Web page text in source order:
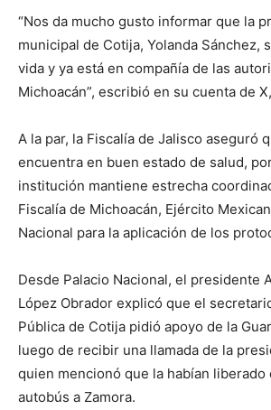
“Nos da mucho gusto informar que la
municipal de Cotija, Yolanda Sánchez,
vida y ya está en compañía de las
Michoacán”, escribió en su cuenta de
A la par, la Fiscalía de Jalisco aseguró
encuentra en buen estado de salud,
institución mantiene estrecha
Fiscalía de Michoacán, Ejército
Nacional para la aplicación de los
Desde Palacio Nacional, el presidente
López Obrador explicó que el
Pública de Cotija pidió apoyo de la
luego de recibir una llamada de la
quien mencionó que la habían liberado
autobús a Zamora.